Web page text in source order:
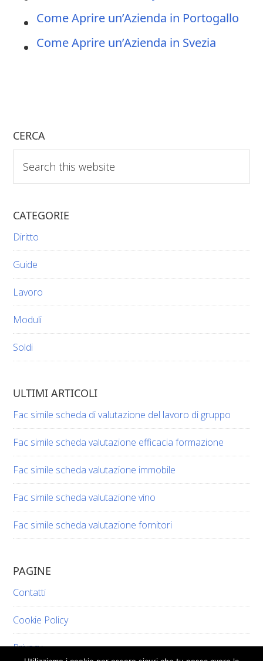
Come Aprire un’Azienda in Portogallo
Come Aprire un’Azienda in Svezia
CERCA
this
website
CATEGORIE
Diritto
Guide
Lavoro
Moduli
Soldi
ULTIMI ARTICOLI
Fac simile scheda di valutazione del lavoro di gruppo​​
Fac simile scheda valutazione efficacia formazione​​
Fac simile scheda valutazione immobile​​
Fac simile scheda valutazione vino​​​
Fac simile scheda valutazione fornitori​​
PAGINE
Contatti
Cookie Policy
Privacy